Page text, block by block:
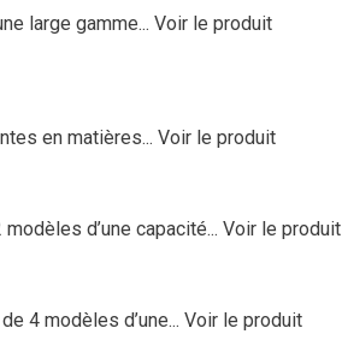
large gamme... Voir le produit
en matières... Voir le produit
d’une capacité... Voir le produit
4 modèles d’une... Voir le produit